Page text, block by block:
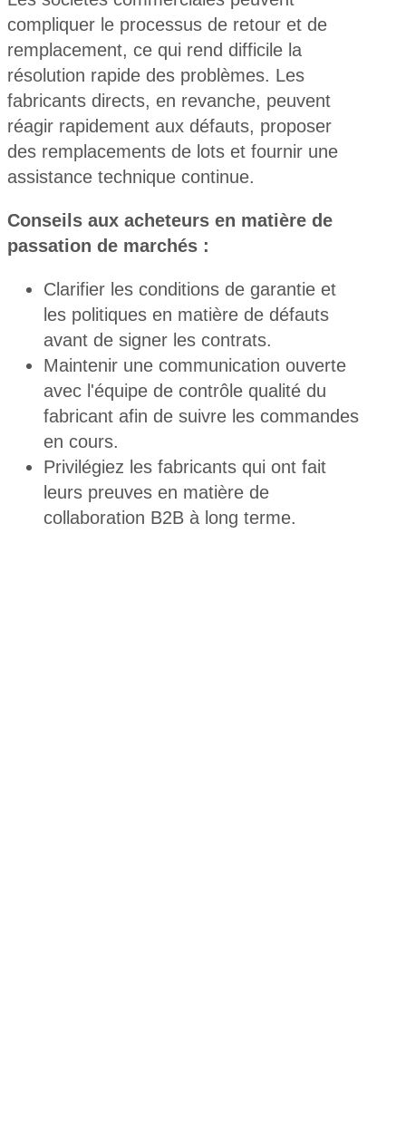
compliquer le processus de retour et de
remplacement, ce qui rend difficile la
résolution rapide des problèmes. Les
fabricants directs, en revanche, peuvent
réagir rapidement aux défauts, proposer
des remplacements de lots et fournir une
assistance technique continue.
Conseils aux acheteurs en matière de
passation de marchés :
Clarifier les conditions de garantie et
les politiques en matière de défauts
avant de signer les contrats.
Maintenir une communication ouverte
avec l'équipe de contrôle qualité du
fabricant afin de suivre les commandes
en cours.
Privilégiez les fabricants qui ont fait
leurs preuves en matière de
collaboration B2B à long terme.